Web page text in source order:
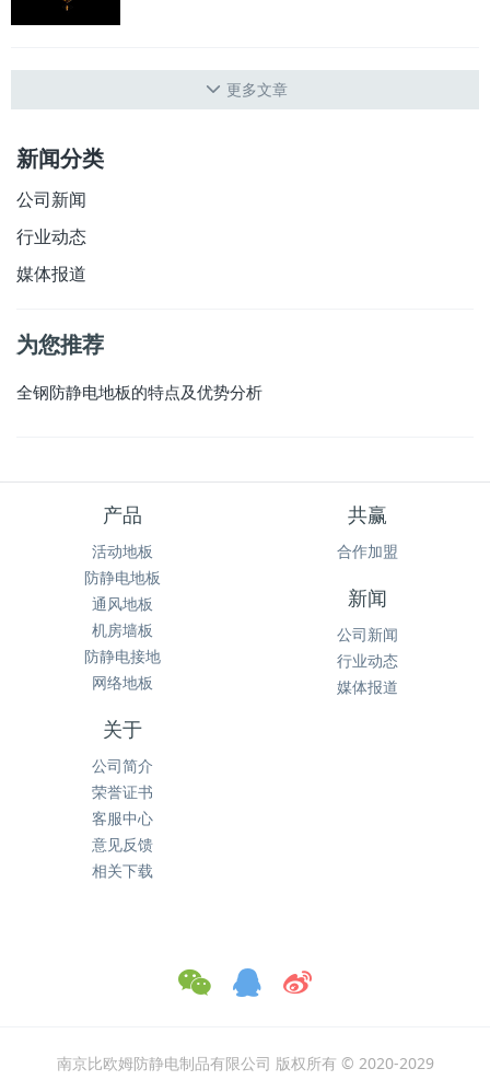
更多文章
新闻分类
公司新闻
行业动态
媒体报道
为您推荐
全钢防静电地板的特点及优势分析
产品
活动地板
防静电地板
通风地板
机房墙板
防静电接地
网络地板
共赢
合作加盟
新闻
公司新闻
行业动态
媒体报道
关于
公司简介
荣誉证书
客服中心
意见反馈
相关下载
南京比欧姆防静电制品有限公司 版权所有 © 2020-2029